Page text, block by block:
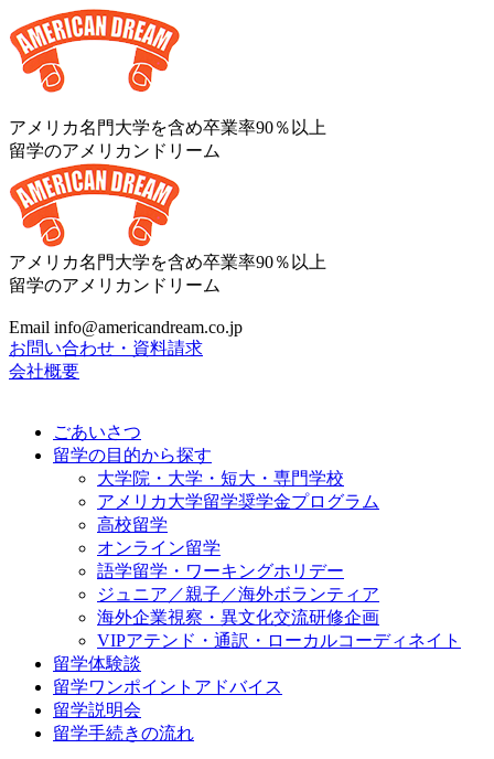
アメリカ名門大学を含め卒業率90％以上
留学のアメリカンドリーム
アメリカ名門大学を含め卒業率90％以上
留学のアメリカンドリーム
Email info@americandream.co.jp
お問い合わせ・資料請求
会社概要
ごあいさつ
留学の目的から探す
大学院・大学・短大・専門学校
アメリカ大学留学奨学金プログラム
高校留学
オンライン留学
語学留学・ワーキングホリデー
ジュニア／親子／海外ボランティア
海外企業視察・異文化交流研修企画
VIPアテンド・通訳・ローカルコーディネイト
留学体験談
留学ワンポイントアドバイス
留学説明会
留学手続きの流れ